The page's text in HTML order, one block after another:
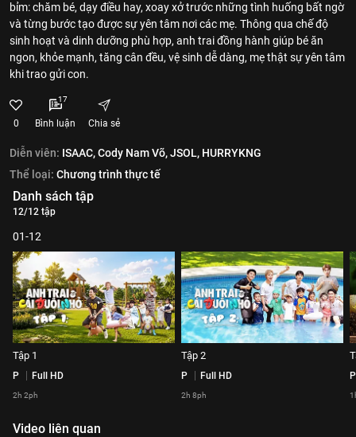
bỉm: chăm bé, dạy điều hay, xoay xở trước những tình huống bất ngờ
và từng bước tạo được sự yên tâm nơi các mẹ. Thông qua chế độ
sinh hoạt và dinh dưỡng phù hợp, anh trai đồng hành giúp bé ăn
ngon, khỏe mạnh, tăng cân đều, vệ sinh dễ dàng, mẹ thật sự yên tâm
khi trao gửi con.
0
17
Bình luận Chia sẻ
Diễn viên: ISAAC,Cody Nam Võ,JSOL, HURRYKNG
Thể loại: Chương trình thực tế
Danh sách tập
12/12 tập
01-12
Tập 1
P Full HD
2h 2ph
Tập 2
P Full HD
2h 8ph
P
Video liên quan